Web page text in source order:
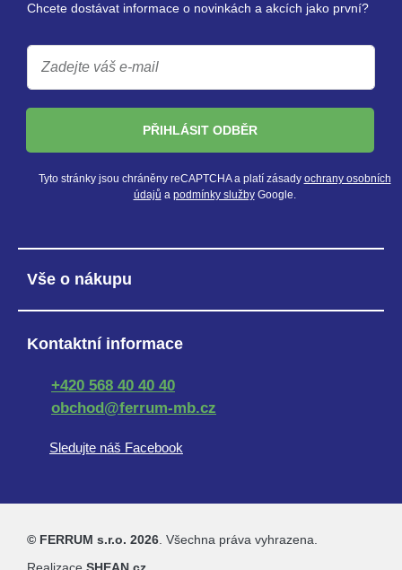
Chcete dostávat informace o novinkách a akcích jako první?
PŘIHLÁSIT ODBĚR
Tyto stránky jsou chráněny reCAPTCHA a platí zásady ochrany osobních
údajů a podmínky službyGoogle.
Vše o nákupu
Kontaktní informace
+420 568 40 40 40
obchod@ferrum-mb.cz
Sledujte náš Facebook
© FERRUM s.r.o. 2026. Všechna práva vyhrazena.